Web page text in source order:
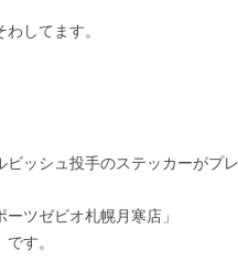
してます。
ッシュ投手のステッカーがプレ
ツゼビオ札幌月寒店」
す。